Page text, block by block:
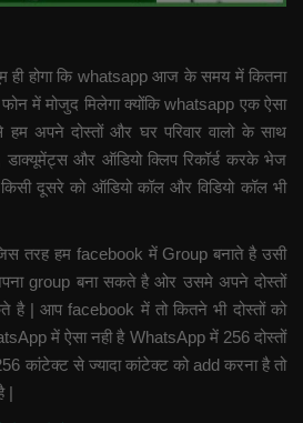
ही होगा कि whatsapp आज के समय में कितना
में मोजुद मिलेगा क्योंकि whatsapp एक ऐसा
अपने दोस्तों और घर परिवार वालो के साथ
डाक्यूमेंट्स और ऑडियो क्लिप रिकॉर्ड करके भेज
दूसरे को ऑडियो कॉल और विडियो कॉल भी
तरह हम facebook में Group बनाते है उसी
group बना सकते है ओर उसमे अपने दोस्तों
है | आप facebook में तो कितने भी दोस्तों को
में ऐसा नही है WhatsApp में 256 दोस्तों
कांटेक्ट से ज्यादा कांटेक्ट को add करना है तो
|